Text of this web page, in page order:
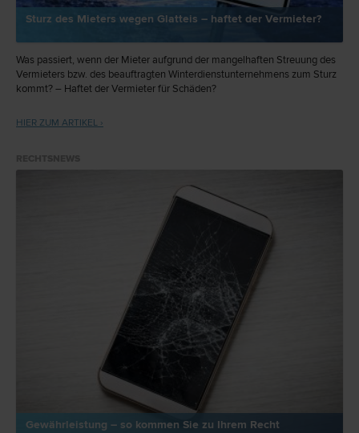
Sturz des Mieters wegen Glatteis – haftet der Vermieter?
Was passiert, wenn der Mieter aufgrund der mangelhaften Streuung des
Vermieters bzw. des beauftragten Winterdienstunternehmens zum Sturz
kommt? – Haftet der Vermieter für Schäden?
HIER ZUM ARTIKEL ›
Gewährleistung – so kommen Sie zu Ihrem Recht